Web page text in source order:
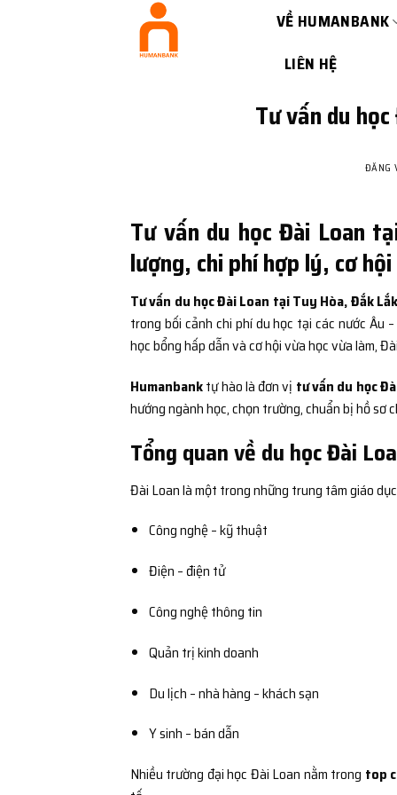
VỀ HUMANBANK
LIÊN HỆ
Tư vấn du
ĐĂNG
Tư vấn du học Đài Loan
lượng, chi phí hợp lý, cơ
Tư vấn du học Đài Loan tại Tuy Hòa, Đắk Lắk
trong bối cảnh chi phí du học tại các nước Âu
học bổng hấp dẫn và cơ hội vừa học vừa làm,
Humanbanktự hào là đơn vị tư vấn du học
hướng ngành học, chọn trường, chuẩn bị hồ sơ
Tổng quan về du học Đài
Đài Loan là một trong những trung tâm giáo
Công nghệ – kỹ thuật
Điện – điện tử
Công nghệ thông tin
Quản trị kinh doanh
Du lịch – nhà hàng – khách sạn
Y sinh – bán dẫn
Nhiều trường đại học Đài Loan nằm trong top